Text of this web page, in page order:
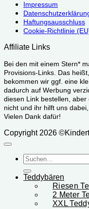
Impressum
Haftungsausschluss
Cookie-Richtlinie
Affiliate Links
Bei den mit einem Stern*
Provisions-Links. Das
bekommen wir ggf. eine
dadurch auf Werbung
diesen Link bestellen,
nicht und ihr hilft uns
Vielen Dank dafür!
Copyright 2026
Suchen
nach:
Teddybären
Riesen
2 Meter
XXL